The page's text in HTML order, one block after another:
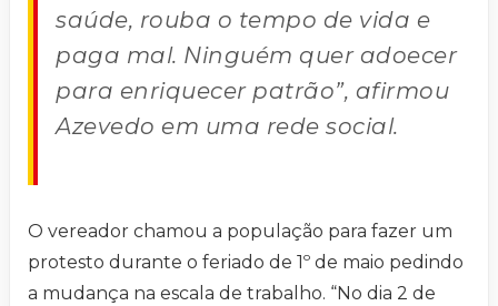
saúde, rouba o tempo de vida e
paga mal. Ninguém quer adoecer
para enriquecer patrão”, afirmou
Azevedo em uma rede social.
O vereador chamou a população para fazer um
protesto durante o feriado de 1º de maio pedindo
a mudança na escala de trabalho. “No dia 2 de